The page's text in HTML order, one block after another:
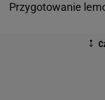
Przygotowanie